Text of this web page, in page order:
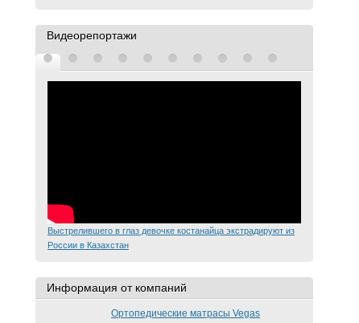
Видеорепортажи
Выстрелившего в глаз девочке костанайца экстрадируют из
России в Казахстан
Информация от компаний
Ортопедические матрасы Vegas